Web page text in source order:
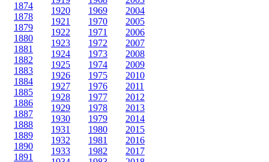
1874
1878
1879
1880
1881
1882
1883
1884
1885
1886
1887
1888
1889
1890
1891
1920
1921
1922
1923
1924
1925
1926
1927
1928
1929
1930
1931
1932
1933
1969
1970
1971
1972
1973
1974
1975
1976
1977
1978
1979
1980
1981
1982
2004
2005
2006
2007
2008
2009
2010
2011
2012
2013
2014
2015
2016
2017